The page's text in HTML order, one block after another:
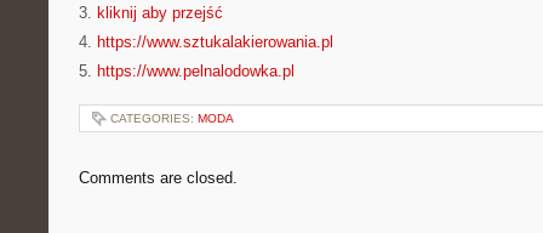
3. kliknij aby przejść
4. https://www.sztukalakierowania.pl
5. https://www.pelnalodowka.pl
CATEGORIES: MODA
Comments are closed.